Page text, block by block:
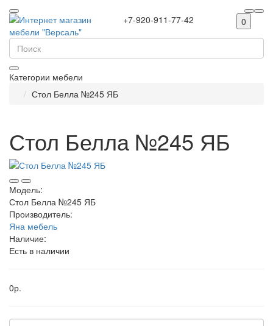
+7-920-911-77-42 0
Категории мебели
Стол Белла №245 ЯБ
Стол Белла №245 ЯБ
Модель:
Стол Белла №245 ЯБ
Производитель:
Яна мебель
Наличие:
Есть в наличии
0р.